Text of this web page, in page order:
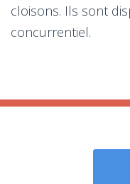
cloisons. Ils sont
concurrentiel.